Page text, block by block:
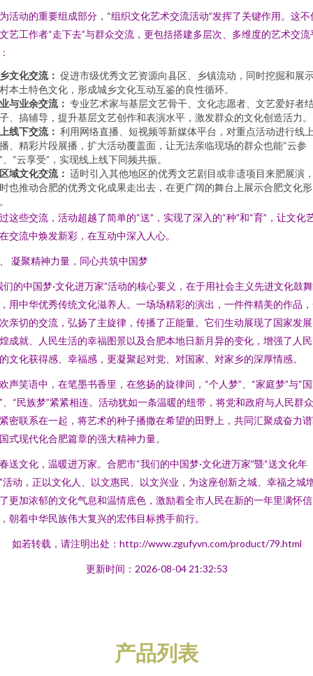
活动的重要组成部分，“组织文化艺术交流活动”发挥了关键作用。这不
艺工作者“走下去”与群众交流，更包括搭建多层次、多维度的艺术交流
文化交流： 促进市级优秀文艺资源向县区、乡镇流动，同时挖掘和展
本土特色文化，形成城乡文化互动互鉴的良性循环。
与业余交流： 专业艺术家与基层文艺骨干、文化志愿者、文艺爱好者
、搞辅导，提升基层文艺创作和表演水平，激发群众的文化创造活力。
线下交流： 利用网络直播、短视频等新媒体平台，对重点活动进行线
、精彩片段展播，扩大活动覆盖面，让无法亲临现场的群众也能“云参
、“云享受”，实现线上线下同频共振。
域文化交流： 适时引入其他地区的优秀文艺剧目或非遗项目来肥展演
也推动合肥的优秀文化成果走出去，在更广阔的舞台上展示合肥文化形
这些交流，活动超越了简单的“送”，实现了深入的“种”和“育”，让文化
交流中焕发新彩，在互动中深入人心。
凝聚精神力量，同心共筑中国梦
们的中国梦·文化进万家”活动的核心要义，在于用社会主义先进文化鼓舞
用中华优秀传统文化滋养人。一场场精彩的演出，一件件精美的作品
亲切的交流，弘扬了主旋律，传播了正能量。它们生动展现了国家发
成就、人民生活的幸福图景以及合肥本地日新月异的变化，增强了人
文化获得感、幸福感，更凝聚起对党、对国家、对家乡的深厚情感。
声笑语中，在笔墨书香里，在悠扬的旋律间，“个人梦”、“家庭梦”与“
、“民族梦”紧紧相连。活动犹如一条温暖的纽带，将党和政府与人民群
密联系在一起，将艺术的种子播撒在希望的田野上，共同汇聚成奋力
式现代化合肥篇章的强大精神力量。
送文化，温暖进万家。合肥市“我们的中国梦·文化进万家”暨“送文化年
活动，正以文化人、以文惠民、以文兴业，为这座创新之城、幸福之城
更加浓郁的文化气息和温情底色，激励着全市人民在新的一年里满怀信
朝着中华民族伟大复兴的宏伟目标携手前行。
如若转载，请注明出处：http://www.zgufyvn.com/product/79.html
更新时间：2026-08-04 21:32:53
产品列表